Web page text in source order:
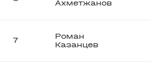
Ахметжанов
7
Роман
Казанцев